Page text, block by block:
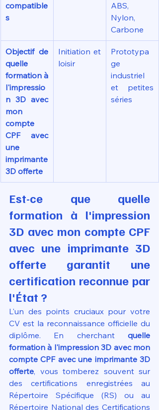
compatible
s
ABS,
Nylon,
Carbone
Objectif de
quelle
formation à
l'impressio
n 3D avec
mon
compte
CPF avec
une
imprimante
3D offerte
Initiation et
loisir
Prototypa
ge
industriel
et petites
séries
Est-ce que quelle
formation à l'impression
3D avec mon compte CPF
avec une imprimante 3D
offerte garantit une
certification reconnue par
l'État ?
L'un des points cruciaux pour votre
CV est la reconnaissance officielle du
diplôme. En cherchant quelle
formation à l'impression 3D avec mon
compte CPF avec une imprimante 3D
offerte, vous tomberez souvent sur
des certifications enregistrées au
Répertoire Spécifique (RS) ou au
Répertoire National des Certifications